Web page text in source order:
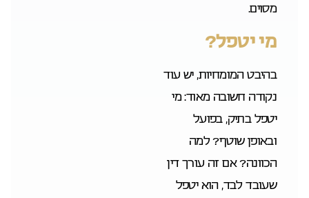
מסוים.
מי יטפל?
בהיבט המומחיות, יש עוד
נקודה חשובה מאוד: מי
יטפל בתיק, בפועל
ובאופן שוטף? למה
הכוונה? אם זה עורך דין
שעובד לבד, הוא יטפל